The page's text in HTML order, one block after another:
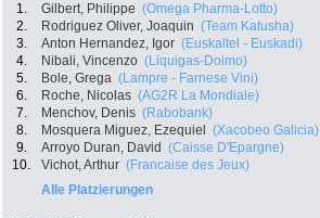
1. Gilbert, Philippe (Omega Pharma-Lotto)
2.
Rodriguez Oliver, Joaquin (Team Katusha)
3.
Anton Hernandez, Igor (Euskaltel - Euskadi)
4.
Nibali, Vincenzo (Liquigas-Doimo)
5.
Bole, Grega (Lampre - Farnese Vini)
6.
Roche, Nicolas (AG2R La Mondiale)
7.
Menchov, Denis (Rabobank)
8.
Mosquera Miguez, Ezequiel (Xacobeo Galicia)
9.
Arroyo Duran, David (Caisse D'Epargne)
10.
Vichot, Arthur (Francaise des Jeux)
Alle Platzierungen